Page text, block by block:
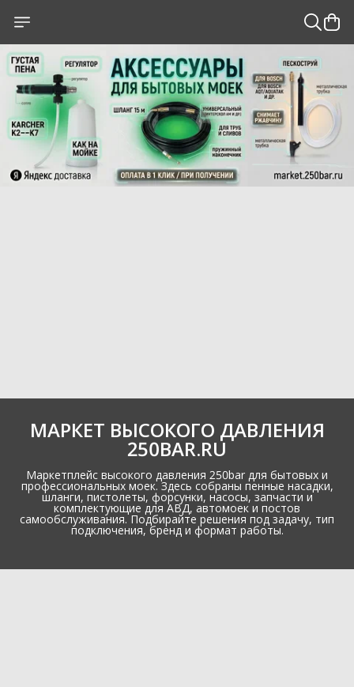
МАРКЕТ ВЫСОКОГО ДАВЛЕНИЯ
250BAR.RU
Маркетплейс высокого давления 250bar для бытовых и
профессиональных моек. Здесь собраны пенные насадки,
шланги, пистолеты, форсунки, насосы, запчасти и
комплектующие для АВД, автомоек и постов
самообслуживания. Подбирайте решения под задачу, тип
подключения, бренд и формат работы.